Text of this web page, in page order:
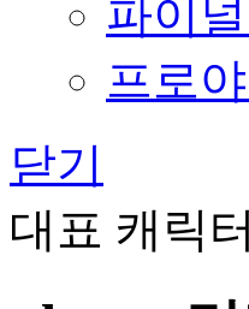
파이
프로
닫기
대표 캐릭